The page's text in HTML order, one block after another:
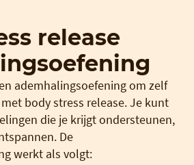
release
ademhalingsoefening om zelf
body stress release. Je kunt
die je krijgt ondersteunen,
De
werkt als volgt: